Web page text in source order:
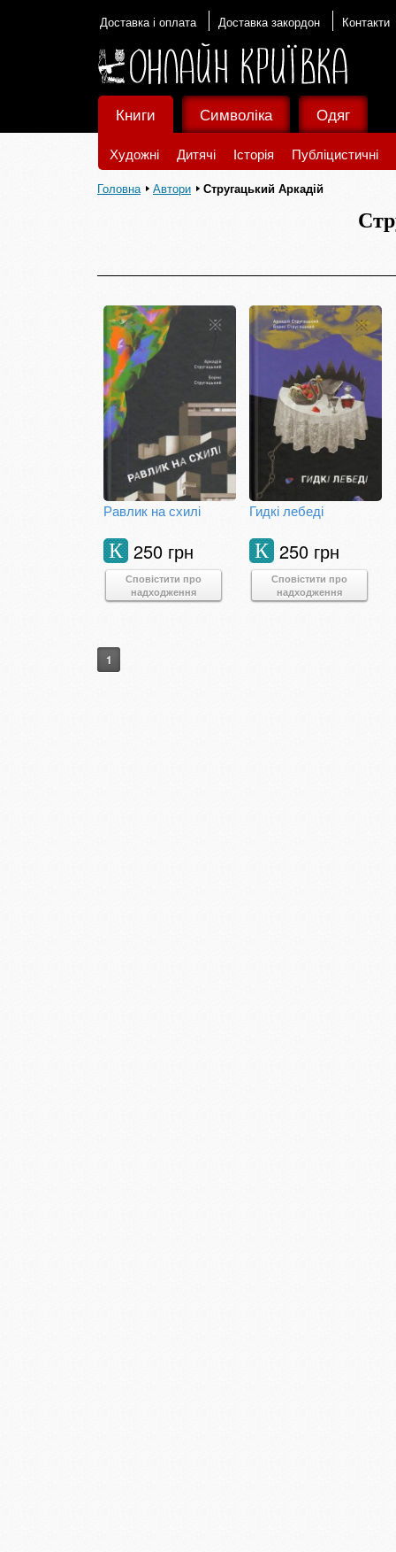
Доставка і оплата Доставка закордон Контакти
Книги
Художні Дитячі Історія Публіцистичні
Символіка Одяг
Головна Автори Стругацький Аркадій
Равлик на схилі
250 грн
К
Сповістити про
надходження
Гидкі лебеді
250 грн
К
Сповістити про
надходження
1